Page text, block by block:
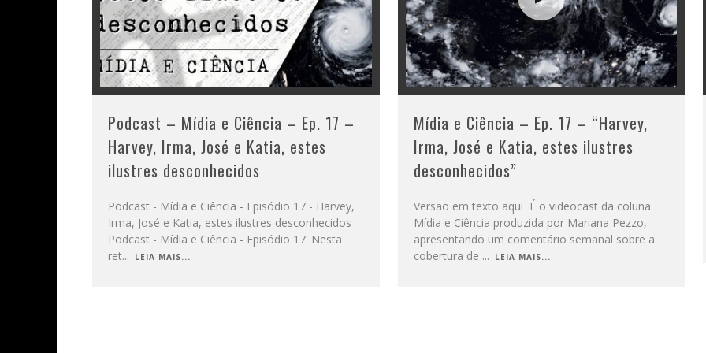
Podcast – Mídia e Ciência – Ep. 17 –
Harvey, Irma, José e Katia, estes
ilustres desconhecidos
Podcast - Mídia e Ciência - Episódio 17 - Harvey,
Irma, José e Katia, estes ilustres desconhecidos
Podcast - Mídia e Ciência - Episódio 17: Nesta
ret... LEIA MAIS...
Mídia e Ciência – Ep. 17 – “Harvey,
Irma, José e Katia, estes ilustres
desconhecidos”
Versão em texto aqui É o videocast da coluna
Mídia e Ciência produzida por Mariana Pezzo,
apresentando um comentário semanal sobre a
cobertura de ... LEIA MAIS...